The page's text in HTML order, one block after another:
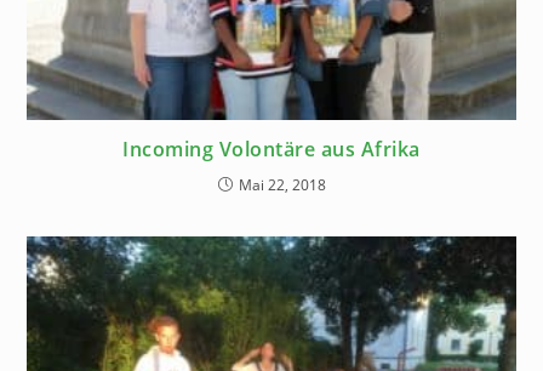
Incoming Volontäre aus Afrika
Mai 22, 2018